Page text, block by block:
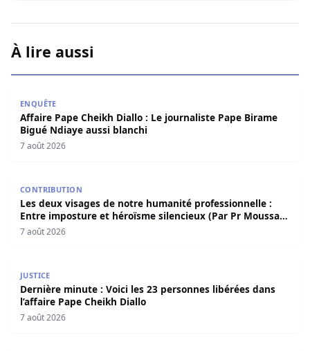
À lire aussi
ENQUÊTE
Affaire Pape Cheikh Diallo : Le journaliste Pape Birame
Bigué Ndiaye aussi blanchi
7 août 2026
CONTRIBUTION
Les deux visages de notre humanité professionnelle :
Entre imposture et héroïsme silencieux (Par Pr Moussa
Seydi)
7 août 2026
JUSTICE
Dernière minute : Voici les 23 personnes libérées dans
l’affaire Pape Cheikh Diallo
7 août 2026